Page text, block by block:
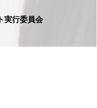
実行委員会